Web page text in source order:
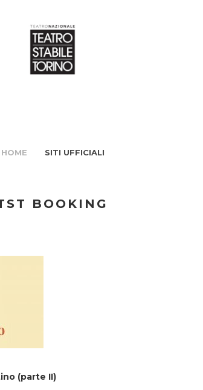
HOME SITI UFFICIALI
BOOKING
(parte II)